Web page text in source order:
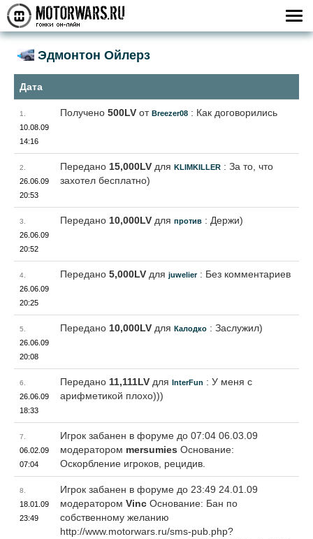
Эдмонтон Ойлерз
Дата
1.
10.08.09
14:16
Получено 500LV от Breezer08 : Как договорились
2.
26.06.09
20:53
Передано 15,000LV для KLIMKILLER : За то, что
захотел бесплатно)
3.
26.06.09
20:52
Передано 10,000LV для против : Держи)
4.
26.06.09
20:25
Передано 5,000LV для juwelier: Без комментариев
5.
26.06.09
20:08
Передано 10,000LV для Калодко : Заслужил)
6.
26.06.09
18:33
Передано 11,111LV для InterFun : У меня с
арифметикой плохо)))
7.
06.02.09
07:04
Игрок забанен в форуме до 07:04 06.03.09
модератором mersumies Основание:
Оскорбление игроков, рецидив.
8.
18.01.09
23:49
Игрок забанен в форуме до 23:49 24.01.09
модератором Vinc Основание: Бан по
собственному желанию
http://www.motorwars.ru/sms-pub.php?